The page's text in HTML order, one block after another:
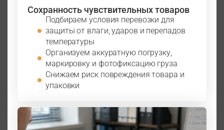
Сохранность чувствительных товаров
Подбираем условия перевозки для
защиты от влаги, ударов и перепадов
температуры
Организуем аккуратную погрузку,
маркировку и фотофиксацию груза
Снижаем риск повреждения товара и
упаковки